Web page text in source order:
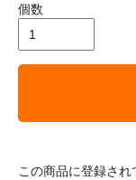
個数
この商品に登録され